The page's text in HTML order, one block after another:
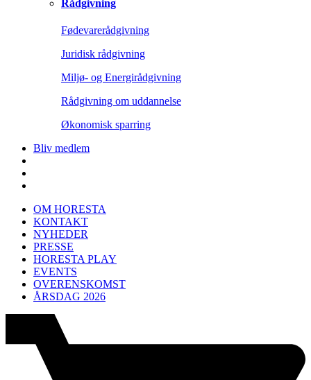
Rådgivning
Fødevarerådgivning
Juridisk rådgivning
Miljø- og Energirådgivning
Rådgivning om uddannelse
Økonomisk sparring
Bliv medlem
OM HORESTA
KONTAKT
NYHEDER
PRESSE
HORESTA PLAY
EVENTS
OVERENSKOMST
ÅRSDAG 2026